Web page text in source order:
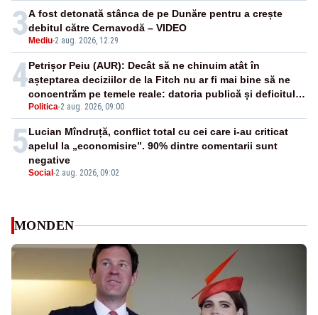
3 Mediu-2 aug. 2026, 12:29
A fost detonată stânca de pe Dunăre pentru a crește
debitul către Cernavodă – VIDEO
4
Politica-2 aug. 2026, 09:00
Petrișor Peiu (AUR): Decât să ne chinuim atât în
așteptarea deciziilor de la Fitch nu ar fi mai bine să ne
concentrăm pe temele reale: datoria publică și deficitul
bugetar?
5
Social -2 aug. 2026, 09:02
Lucian Mîndruță, conflict total cu cei care i-au criticat
apelul la „economisire”. 90% dintre comentarii sunt
negative
MONDEN